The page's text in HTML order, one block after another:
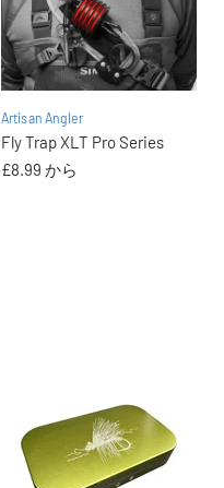
Artisan Angler
Fly Trap XLT Pro Series
£8.99 から